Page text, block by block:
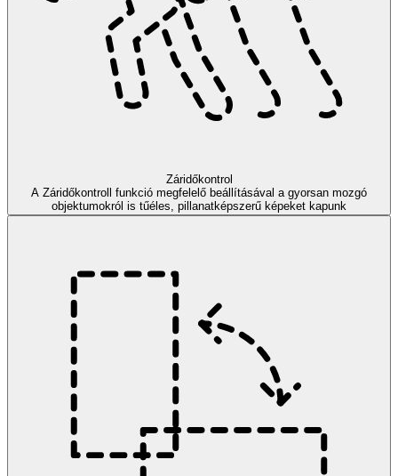
Záridőkontrol
A Záridőkontroll funkció megfelelő beállításával a gyorsan mozgó
objektumokról is tűéles, pillanatképszerű képeket kapunk